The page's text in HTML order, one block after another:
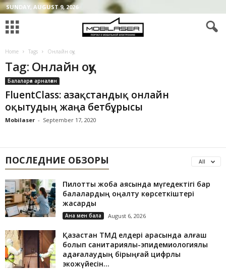
SUNDAY, AUGUST 9, 2026
Home Tags Онлайн оқу
Tag: Онлайн оқу
Балаларға арналған
FluentClass: Қазақстандық онлайн
оқытудың жаңа бетбұрысы
Mobilaser - September 17, 2020
ПОСЛЕДНИЕ ОБЗОРЫ All
Пилоттық жоба аясында мүгедектігі бар
балалардың оңалту көрсеткіштері
жақсарды
Ана мен бала August 6, 2026
Қазақстан ТМД елдері арасында алғаш
болып санитариялық-эпидемиологиялық
қадағалаудың бірыңғай цифрлық
экожүйесін...